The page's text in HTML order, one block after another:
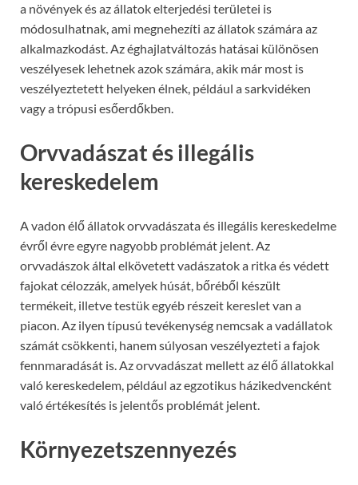
a növények és az állatok elterjedési területei is
módosulhatnak, ami megnehezíti az állatok számára az
alkalmazkodást. Az éghajlatváltozás hatásai különösen
veszélyesek lehetnek azok számára, akik már most is
veszélyeztetett helyeken élnek, például a sarkvidéken
vagy a trópusi esőerdőkben.
Orvvadászat és illegális
kereskedelem
A vadon élő állatok orvvadászata és illegális kereskedelme
évről évre egyre nagyobb problémát jelent. Az
orvvadászok által elkövetett vadászatok a ritka és védett
fajokat célozzák, amelyek húsát, bőréből készült
termékeit, illetve testük egyéb részeit kereslet van a
piacon. Az ilyen típusú tevékenység nemcsak a vadállatok
számát csökkenti, hanem súlyosan veszélyezteti a fajok
fennmaradását is. Az orvvadászat mellett az élő állatokkal
való kereskedelem, például az egzotikus házikedvencként
való értékesítés is jelentős problémát jelent.
Környezetszennyezés